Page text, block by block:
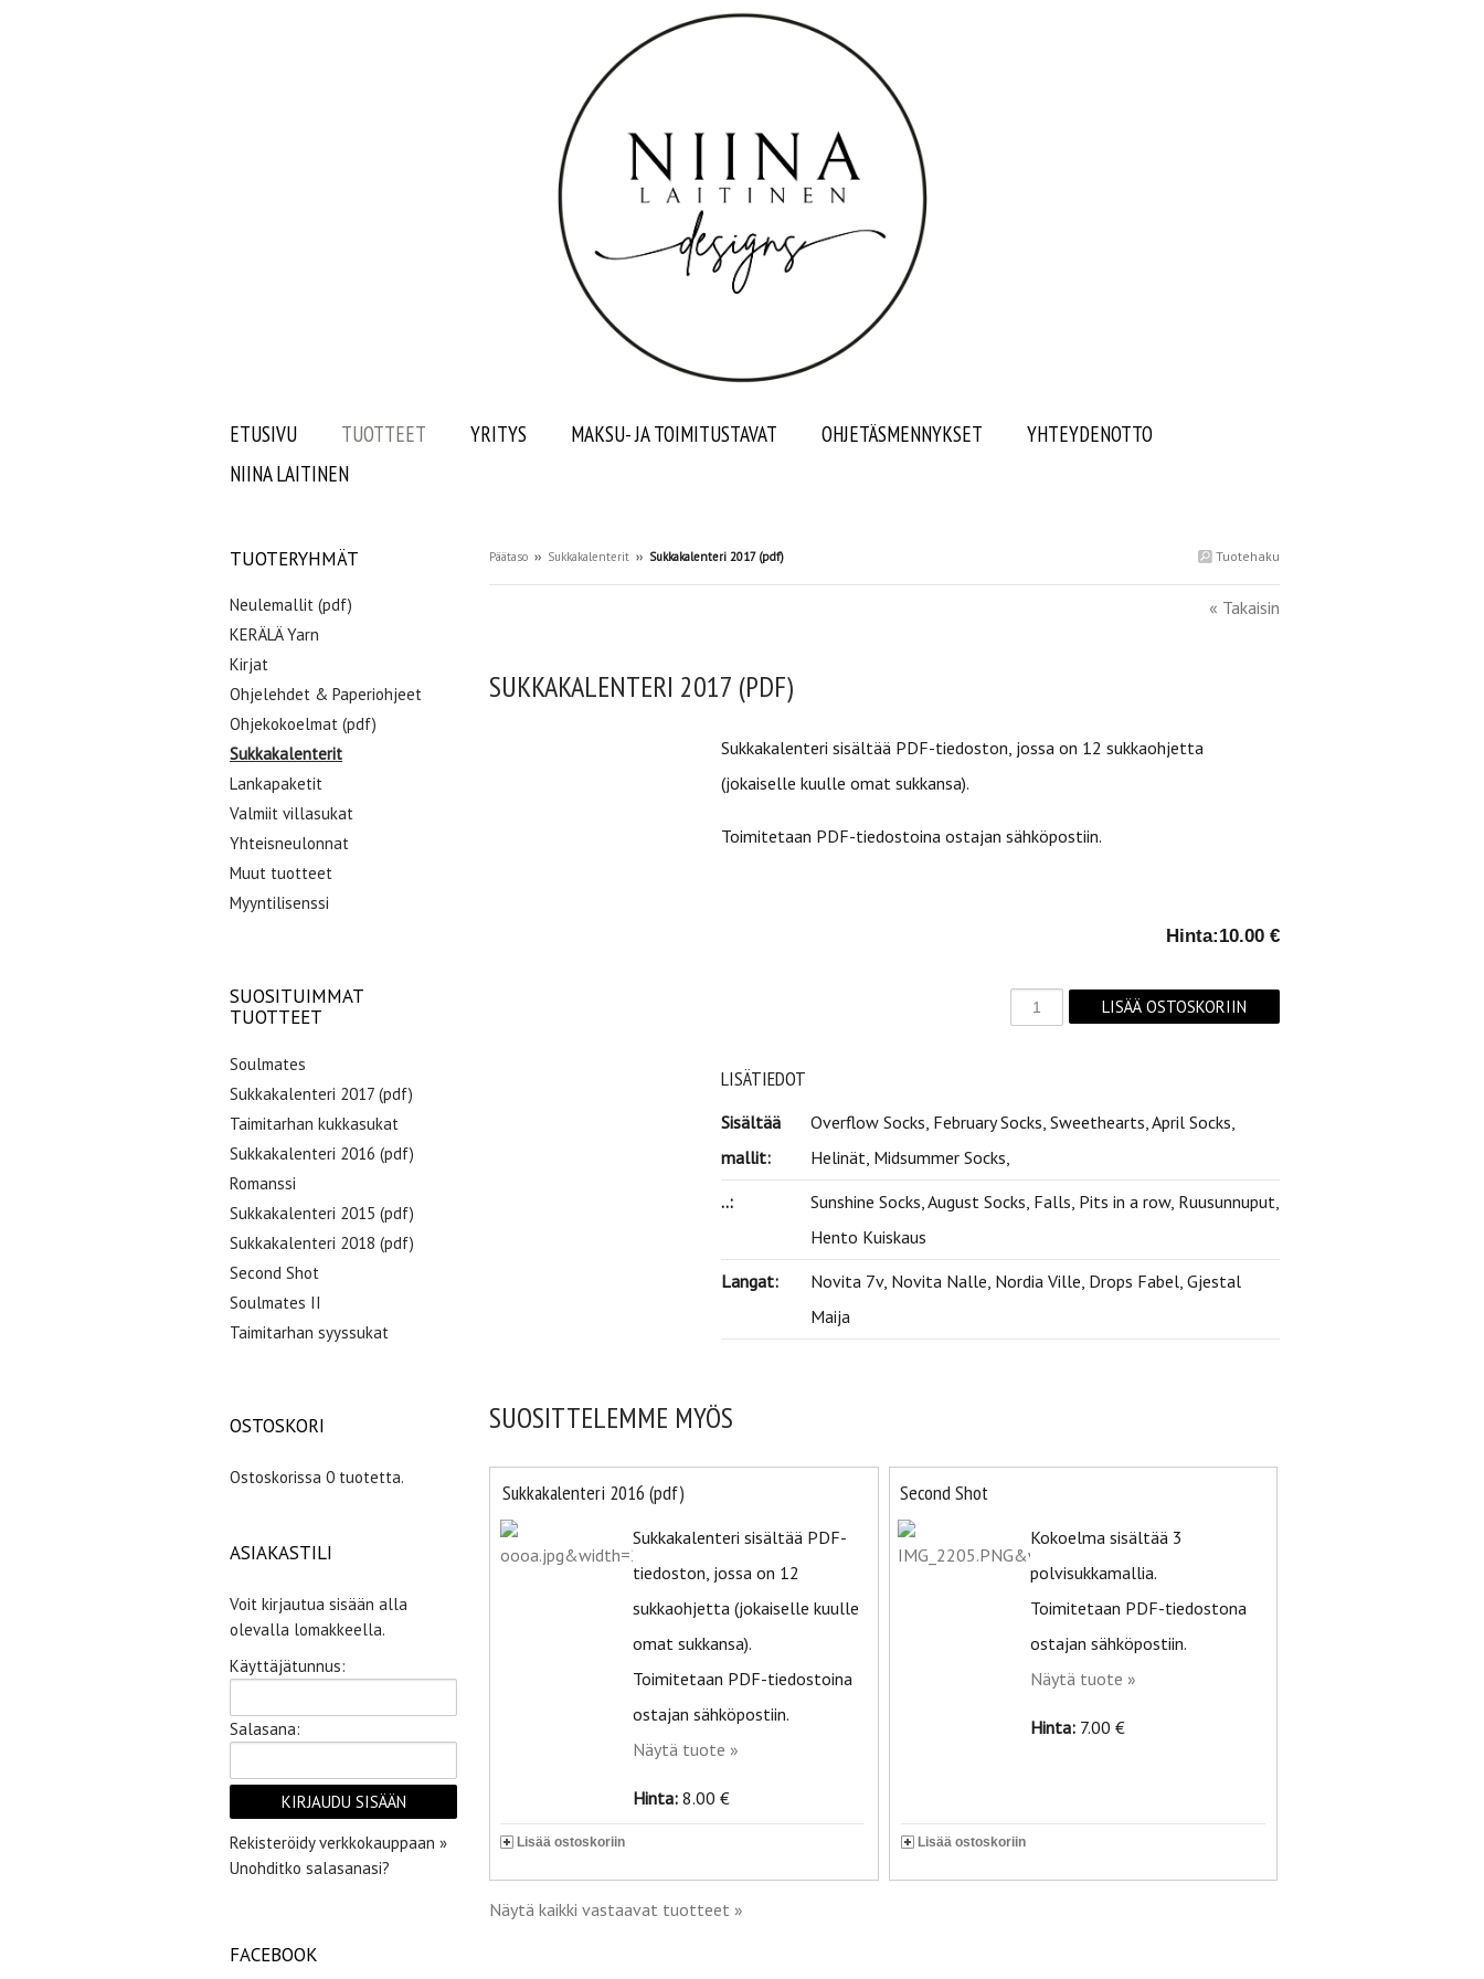
ETUSIVU TUOTTEET YRITYS MAKSU- JA TOIMITUSTAVAT OHJETÄSMENNYKSET
YHTEYDENOTTO
NIINA LAITINEN
Tuotehaku
Päätaso ›› Sukkakalenterit ›› Sukkakalenteri 2017 (pdf)
« Takaisin
SUKKAKALENTERI 2017 (PDF)
Sukkakalenteri sisältää PDF-tiedoston, jossa on 12 sukkaohjetta
(jokaiselle kuulle omat sukkansa).
Toimitetaan PDF-tiedostoina ostajan sähköpostiin.
Hinta:10.00 €
LISÄTIEDOT
Sisältää
mallit:
Overflow Socks, February Socks, Sweethearts, April Socks,
Helinät, Midsummer Socks,
..:
Sunshine Socks, August Socks, Falls, Pits in a row, Ruusunnuput,
Hento Kuiskaus
Langat:
Novita 7v, Novita Nalle, Nordia Ville, Drops Fabel, Gjestal
Maija
SUOSITTELEMME MYÖS
Sukkakalenteri 2016 (pdf)
Sukkakalenteri sisältää PDF-
tiedoston, jossa on 12
sukkaohjetta (jokaiselle kuulle
omat sukkansa).
Toimitetaan PDF-tiedostoina
ostajan sähköpostiin.
Näytä tuote »
Hinta: 8.00 €
Lisää ostoskoriin
Second Shot
Kokoelma sisältää 3
polvisukkamallia.
Toimitetaan PDF-tiedostona
ostajan sähköpostiin.
Näytä tuote »
Hinta: 7.00 €
Lisää ostoskoriin
Näytä kaikki vastaavat tuotteet »
TUOTERYHMÄT
Neulemallit (pdf)
KERÄLÄ Yarn
Kirjat
Ohjelehdet & Paperiohjeet
Ohjekokoelmat (pdf)
Sukkakalenterit
Lankapaketit
Valmiit villasukat
Yhteisneulonnat
Muut tuotteet
Myyntilisenssi
SUOSITUIMMAT
TUOTTEET
Soulmates
Sukkakalenteri 2017 (pdf)
Taimitarhan kukkasukat
Sukkakalenteri 2016 (pdf)
Romanssi
Sukkakalenteri 2015 (pdf)
Sukkakalenteri 2018 (pdf)
Second Shot
Soulmates II
Taimitarhan syyssukat
OSTOSKORI
Ostoskorissa 0 tuotetta.
ASIAKASTILI
Voit kirjautua sisään alla
olevalla lomakkeella.
Käyttäjätunnus:
Salasana:
Rekisteröidy verkkokauppaan »
Unohditko salasanasi?
FACEBOOK